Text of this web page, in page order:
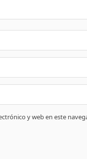
y web en este